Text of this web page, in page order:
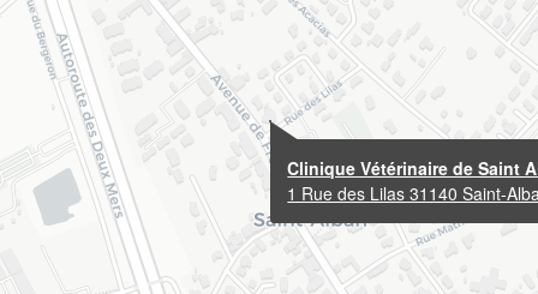
Clinique Vétérinaire de Saint
1 Rue des Lilas 31140 Saint-